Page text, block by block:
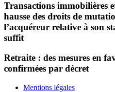
Transactions immobilières
hausse des droits de
l’acquéreur relative à son
suffit
Retraite : des mesures en
confirmées par décret
Mentions légales